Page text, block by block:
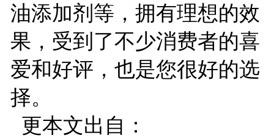
油添加剂等，拥有理想的效
果，受到了不少消费者的喜
爱和好评，也是您很好的选
择。
更本文出自：